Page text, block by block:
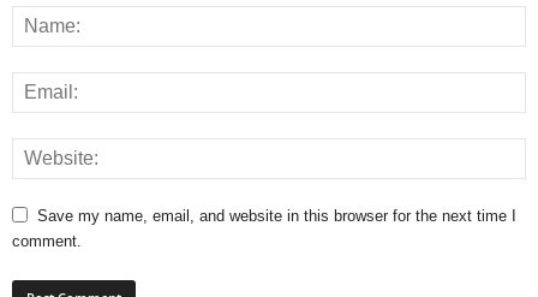
Save my name, email, and website in this browser for the next time I
comment.